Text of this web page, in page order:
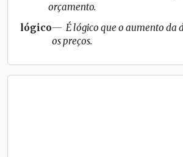
orçamento.
lógico
É lógico que o aumento da
os preços.